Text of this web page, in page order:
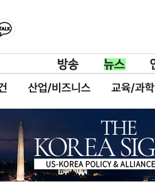
산업/비즈니스 교육/과학